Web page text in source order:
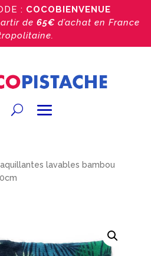
: COCOBIENVENUE
de 65€ d’achat en France
lavables bambou